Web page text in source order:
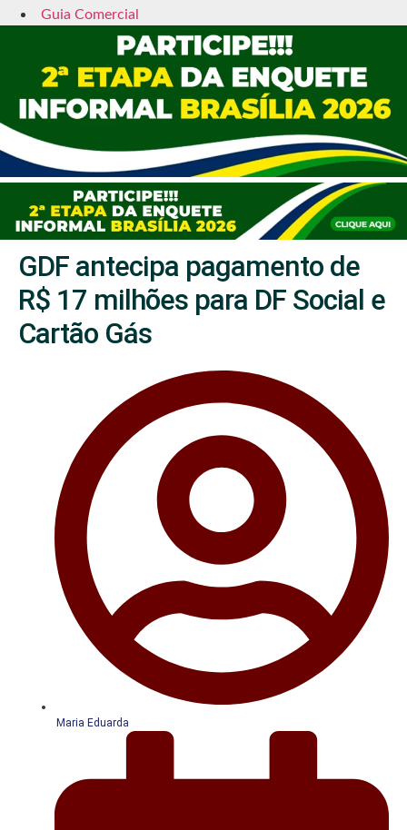
Guia Comercial
GDF antecipa pagamento de
R$ 17 milhões para DF Social e
Cartão Gás
Maria Eduarda